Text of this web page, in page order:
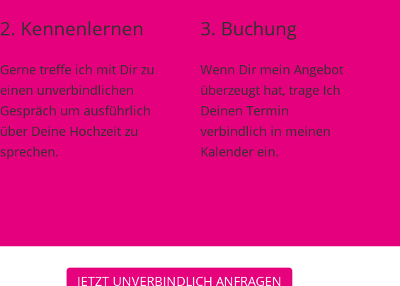
2. Kennenlernen
Gerne treffe ich mit Dir zu
einen unverbindlichen
Gespräch um ausführlich
über Deine Hochzeit zu
sprechen.
3. Buchung
Wenn Dir mein Angebot
überzeugt hat, trage Ich
Deinen Termin
verbindlich in meinen
Kalender ein.
JETZT UNVERBINDLICH ANFRAGEN